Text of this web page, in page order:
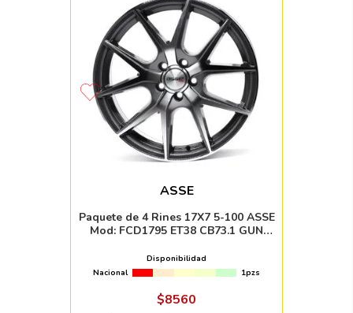
ASSE
Paquete de 4 Rines 17X7 5-100 ASSE
Mod: FCD1795 ET38 CB73.1 GUN
Disponibilidad
Nacional
1pzs
$8560